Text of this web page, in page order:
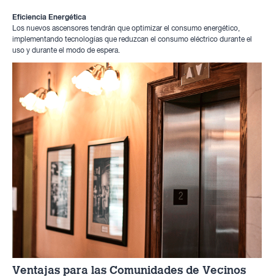
Eficiencia Energética
Los nuevos ascensores tendrán que optimizar el consumo energético,
implementando tecnologías que reduzcan el consumo eléctrico durante el
uso y durante el modo de espera.
Ventajas para las Comunidades de Vecinos